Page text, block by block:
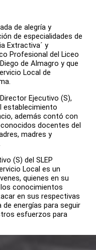
de alegría y
de especialidades de
Extractiva´ y
Profesional del Liceo
de Almagro y que
Local de
Ejecutivo (S),
establecimiento
además contó con
docentes del
madres y
(S) del SLEP
Local es un
quienes en su
conocimientos
en sus respectivas
energías para seguir
esfuerzos para